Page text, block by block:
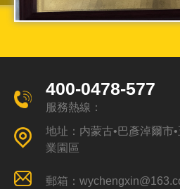
400-0478-577
服務熱線：
地址：内蒙古•巴彥淖爾市
業園區
郵箱：